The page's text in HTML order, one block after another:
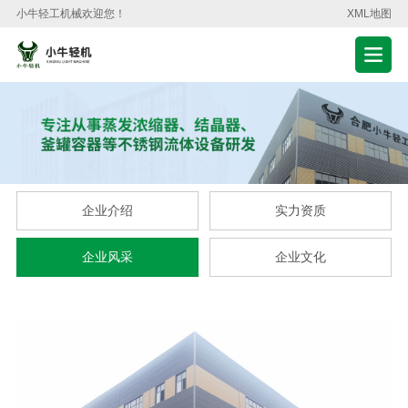
小牛轻工机械欢迎您！ XML地图
企业介绍 实力资质
企业风采 企业文化